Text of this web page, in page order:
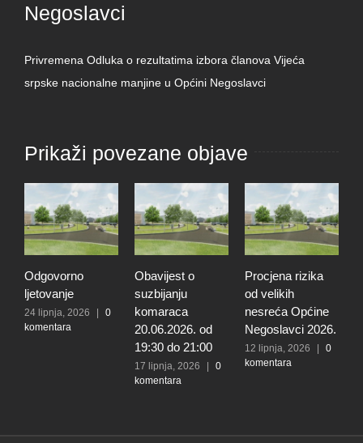
Negoslavci
Privremena Odluka o rezultatima izbora članova Vijeća
srpske nacionalne manjine u Općini Negoslavci
Prikaži povezane objave
Odgovorno
ljetovanje
24 lipnja, 2026
0
komentara
Obavijest o
suzbijanju
komaraca
20.06.2026. od
19:30 do 21:00
17 lipnja, 2026
0
komentara
Procjena rizika
od velikih
nesreća Općine
Negoslavci 2026.
12 lipnja, 2026
0
komentara